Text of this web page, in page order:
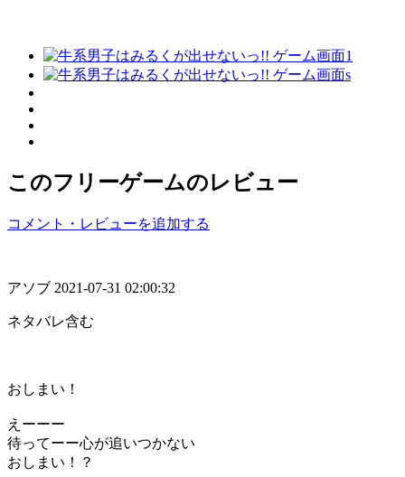
このフリーゲームのレビュー
コメント・レビューを追加する
アソブ 2021-07-31 02:00:32
ネタバレ含む
おしまい！
えーーー
待ってーー心が追いつかない
おしまい！？